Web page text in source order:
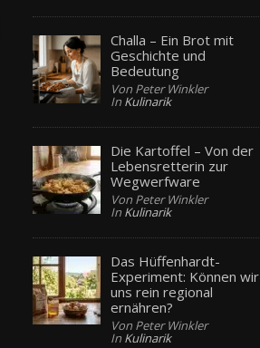
Challa – Ein Brot mit
Geschichte und
Bedeutung
Von Peter Winkler
In Kulinarik
Die Kartoffel – Von der
Lebensretterin zur
Wegwerfware
Von Peter Winkler
In Kulinarik
Das Hüffenhardt-
Experiment: Können wir
uns rein regional
ernähren?
Von Peter Winkler
In Kulinarik